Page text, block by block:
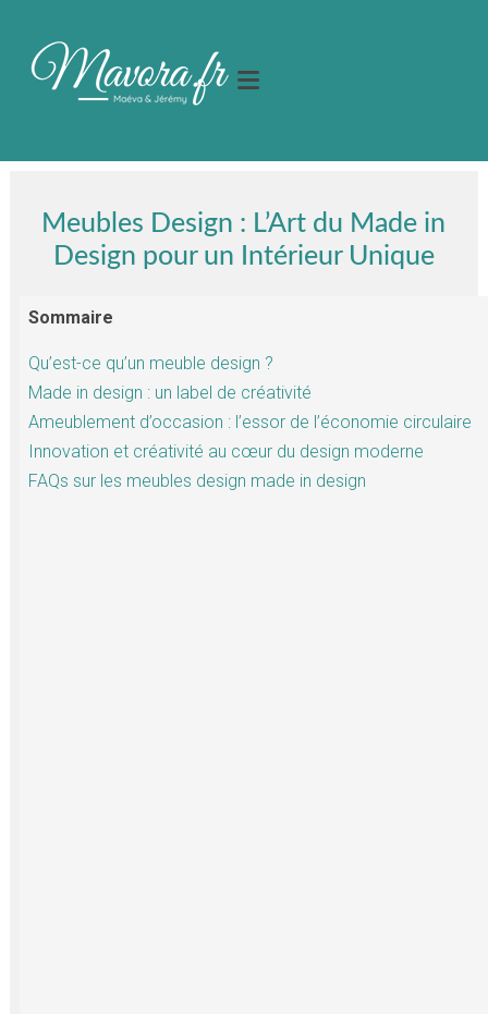
Meubles Design : L’Art du Made in
Design pour un Intérieur Unique
Sommaire
Qu’est-ce qu’un meuble design ?
Made in design : un label de créativité
Ameublement d’occasion : l’essor de l’économie circulaire
Innovation et créativité au cœur du design moderne
FAQs sur les meubles design made in design